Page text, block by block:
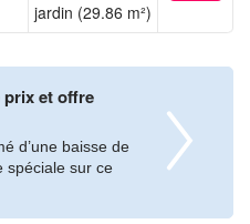
jardin (29.86 m²)
prix et offre
d’une baisse de
spéciale sur ce